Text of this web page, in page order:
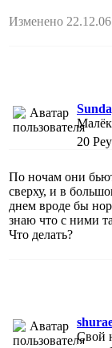
Изменено 22.12.06
Малёк
20
По ночам они
сверху, и в
днем вроде бы
знаю что с ними
Что делать?
Свой